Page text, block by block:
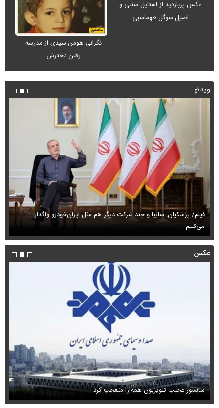
عکس پربازدید از استایل سنتی و
اصیل سوگل طهماسبی
نگرانی هومن سیدی از مدرسه
رفتن دخترش
ویدئو
فیلم/ پزشکیان: سایپا و چند شرکت دیگر هم مثل ایران‌خودرو واگذار
می‌کنیم
عکس
سانسور عجیب تلویزیون همه را متعجب کرد